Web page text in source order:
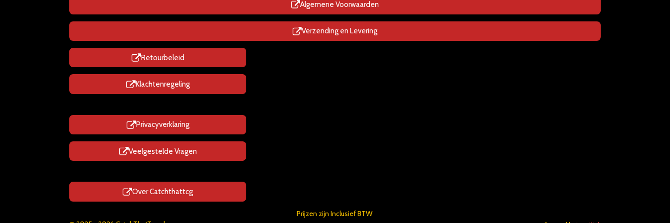
p
Algemene Voorwaarden
Verzending en Levering
Retourbeleid
Klachtenregeling
Privacyverklaring
Veelgestelde Vragen
Over Catchthattcg
Prijzen zijn Inclusief BTW